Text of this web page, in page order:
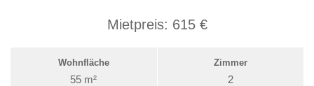
Mietpreis: 615 €
Wohnfläche
55 m²
Zimmer
2